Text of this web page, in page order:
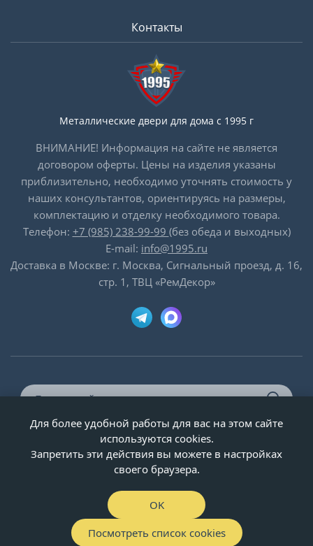
Контакты
Металлические двери для дома с 1995 г
ВНИМАНИЕ! Информация на сайте не является
договором оферты. Цены на изделия указаны
приблизительно, необходимо уточнять стоимость у
наших консультантов, ориентируясь на размеры,
комплектацию и отделку необходимого товара.
Телефон: +7 (985) 238-99-99 (без обеда и выходных)
E-mail: info@1995.ru
Доставка в Москве: г. Москва, Сигнальный проезд, д. 16,
стр. 1, ТВЦ «РемДекор»
© ООО «Двери-и-точка», ИНН 5020092947, 1995-2026 г.
Для более удобной работы для вас на этом сайте
используются cookies.
Запретить эти действия вы можете в настройках
своего браузера.
OK
Посмотреть список cookies